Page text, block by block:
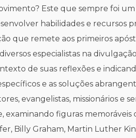
Este que sempre foi
habilidades e recursos
que remete aos primeiros
especialistas na
de suas reflexões e
e as soluções
evangelistas, missionários
figuras
Billy Graham, Martin Luther